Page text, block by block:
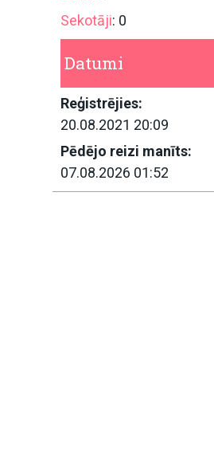
Sekotāji: 0
Datumi
Reģistrējies:
20.08.2021 20:09
Pēdējo reizi manīts:
07.08.2026 01:52